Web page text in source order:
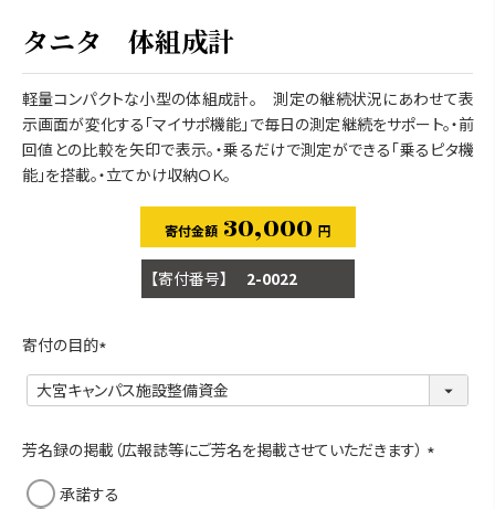
タニタ 体組成計
軽量コンパクトな小型の体組成計。 測定の継続状況にあわせて表
示画面が変化する「マイサポ機能」で毎日の測定継続をサポート。・前
回値との比較を矢印で表示。・乗るだけで測定ができる「乗るピタ機
能」を搭載。・立てかけ収納ＯＫ。
30,000
商品番号 2-0022
寄付の目的
(
必
)
芳名録の掲載（広報誌等にご芳名を掲載させていただきます）
承諾する